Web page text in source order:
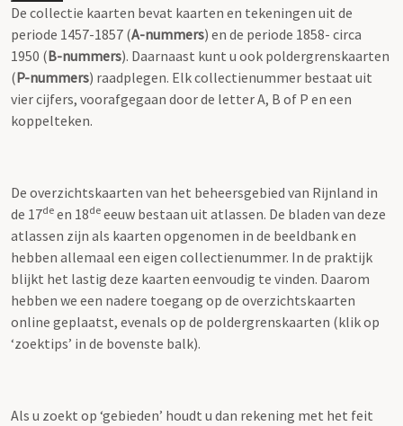
De collectie kaarten bevat kaarten en tekeningen uit de
periode 1457-1857 (A-nummers) en de periode 1858- circa
1950 (B-nummers). Daarnaast kunt u ook poldergrenskaarten
(P-nummers) raadplegen. Elk collectienummer bestaat uit
vier cijfers, voorafgegaan door de letter A, B of P en een
koppelteken.
De overzichtskaarten van het beheersgebied van Rijnland in
de 17de en 18de eeuw bestaan uit atlassen. De bladen van deze
atlassen zijn als kaarten opgenomen in de beeldbank en
hebben allemaal een eigen collectienummer. In de praktijk
blijkt het lastig deze kaarten eenvoudig te vinden. Daarom
hebben we een nadere toegang op de overzichtskaarten
online geplaatst, evenals op de poldergrenskaarten (klik op
‘zoektips’ in de bovenste balk).
Als u zoekt op ‘gebieden’ houdt u dan rekening met het feit